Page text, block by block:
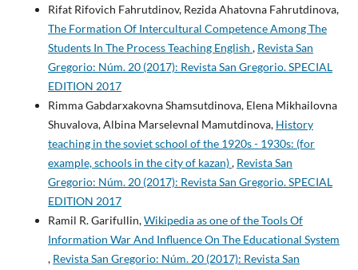
Rifat Rifovich Fahrutdinov, Rezida Ahatovna Fahrutdinova,
The Formation Of Intercultural Competence Among The
Students In The Process Teaching English , Revista San
Gregorio: Núm. 20 (2017): Revista San Gregorio. SPECIAL
EDITION 2017
Rimma Gabdarxakovna Shamsutdinova, Elena Mikhailovna
Shuvalova, Albina MarselevnaI Mamutdinova, History
teaching in the soviet school of the 1920s - 1930s: (for
example, schools in the city of kazan), Revista San
Gregorio: Núm. 20 (2017): Revista San Gregorio. SPECIAL
EDITION 2017
Ramil R. Garifullin,Wikipedia as one of the Tools Of
Information War And Influence On The Educational System
, Revista San Gregorio: Núm. 20 (2017): Revista San